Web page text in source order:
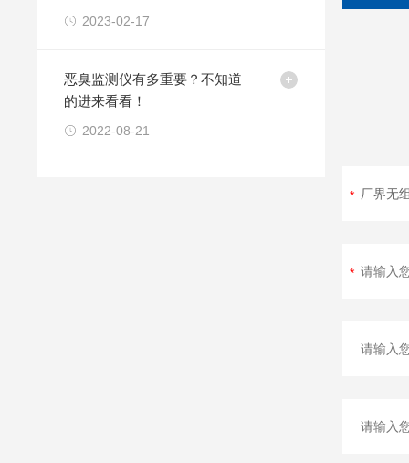
环境2023-02-17
恶臭监测仪有多重要？不知道
的进来看看！
2022-08-21